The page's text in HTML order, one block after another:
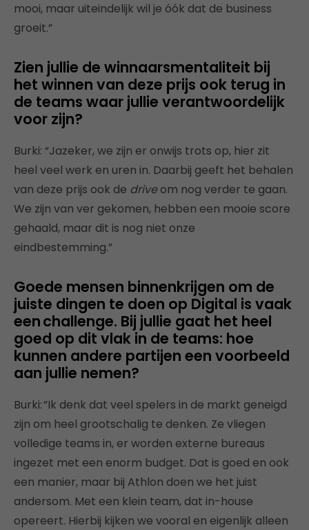
mooi, maar uiteindelijk wil je óók dat de business
groeit.”
Zien jullie de winnaarsmentaliteit bij
het winnen van deze prijs ook terug in
de teams waar jullie verantwoordelijk
voor zijn?
Burki: “Jazeker, we zijn er onwijs trots op, hier zit
heel veel werk en uren in. Daarbij geeft het behalen
van deze prijs ook de driveom nog verder te gaan.
We zijn van ver gekomen, hebben een mooie score
gehaald, maar dit is nog niet onze
eindbestemming.”
Goede mensen binnenkrijgen om de
juiste dingen te doen op Digital is vaak
een challenge. Bij jullie gaat het heel
goed op dit vlak in de teams: hoe
kunnen andere partijen een voorbeeld
aan jullie nemen?
Burki: ”Ik denk dat veel spelers in de markt geneigd
zijn om heel grootschalig te denken. Ze vliegen
volledige teams in, er worden externe bureaus
ingezet met een enorm budget. Dat is goed en ook
een manier, maar bij Athlon doen we het juist
andersom. Met een klein team, dat in-house
opereert. Hierbij kijken we vooral en eigenlijk alleen